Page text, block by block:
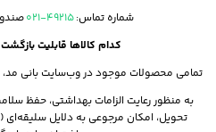
شماره تماس:49215-021
صندوق
کدام کالاها قابلیت
تمامی محصولات موجود در وب‌سایت بانی مد،
به منظور رعایت الزامات بهداشتی، حفظ
تحویل، امکان مرجوعی به دلایل سلیقه‌ای